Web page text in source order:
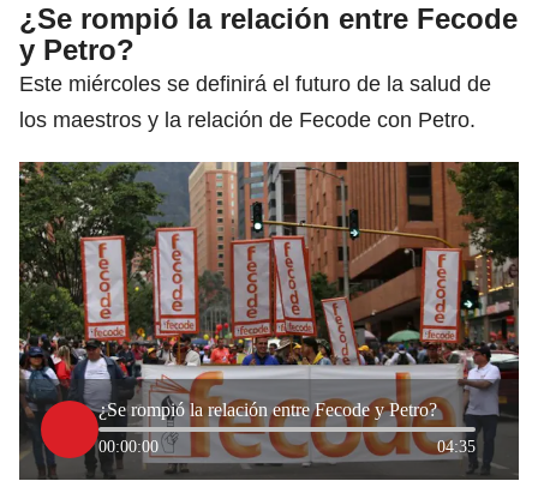
¿Se rompió la relación entre Fecode
y Petro?
Este miércoles se definirá el futuro de la salud de
los maestros y la relación de Fecode con Petro.
¿Se rompió la relación entre Fecode y Petro?
00:00:00 04:35